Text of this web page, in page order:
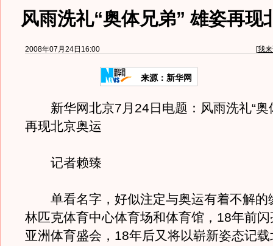
风雨洗礼“奥体兄弟” 雄姿再现
2008年07月24日16:00 [我
来源：新华网
新华网北京7月24日电题：风雨洗礼“奥
再现北京奥运
记者赖臻
单看名字，好似注定与奥运有着不解的
林匹克体育中心体育场和体育馆，18年前
亚洲体育盛会，18年后又将以崭新姿态记